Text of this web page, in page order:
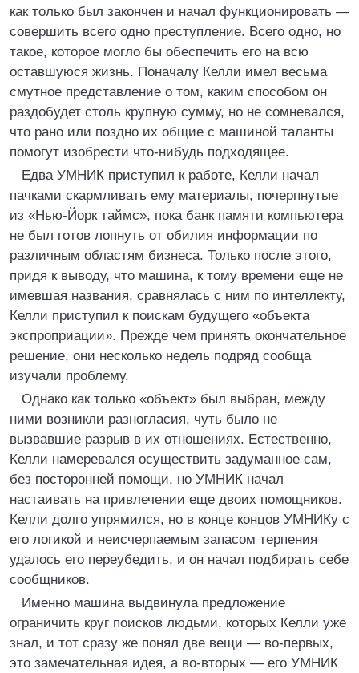
как только был закончен и начал функционировать —
совершить всего одно преступление. Всего одно, но
такое, которое могло бы обеспечить его на всю
оставшуюся жизнь. Поначалу Келли имел весьма
смутное представление о том, каким способом он
раздобудет столь крупную сумму, но не сомневался,
что рано или поздно их общие с машиной таланты
помогут изобрести что-нибудь подходящее.
Едва УМНИК приступил к работе, Келли начал
пачками скармливать ему материалы, почерпнутые
из «Нью-Йорк таймс», пока банк памяти компьютера
не был готов лопнуть от обилия информации по
различным областям бизнеса. Только после этого,
придя к выводу, что машина, к тому времени еще не
имевшая названия, сравнялась с ним по интеллекту,
Келли приступил к поискам будущего «объекта
экспроприации». Прежде чем принять окончательное
решение, они несколько недель подряд сообща
изучали проблему.
Однако как только «объект» был выбран, между
ними возникли разногласия, чуть было не
вызвавшие разрыв в их отношениях. Естественно,
Келли намеревался осуществить задуманное сам,
без посторонней помощи, но УМНИК начал
настаивать на привлечении еще двоих помощников.
Келли долго упрямился, но в конце концов УМНИКу с
его логикой и неисчерпаемым запасом терпения
удалось его переубедить, и он начал подбирать себе
сообщников.
Именно машина выдвинула предложение
ограничить круг поисков людьми, которых Келли уже
знал, и тот сразу же понял две вещи — во-первых,
это замечательная идея, а во-вторых — его УМНИК